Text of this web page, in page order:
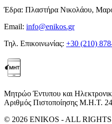
Έδρα: Πλαστήρα Νικολάου,
Email: info@enikos.gr
Τηλ. Επικοινωνίας: +30 (210)
Μητρώο Έντυπου και
Αριθμός Πιστοποίησης Μ.Η.Τ.
© 2026 ENIKOS - ALL